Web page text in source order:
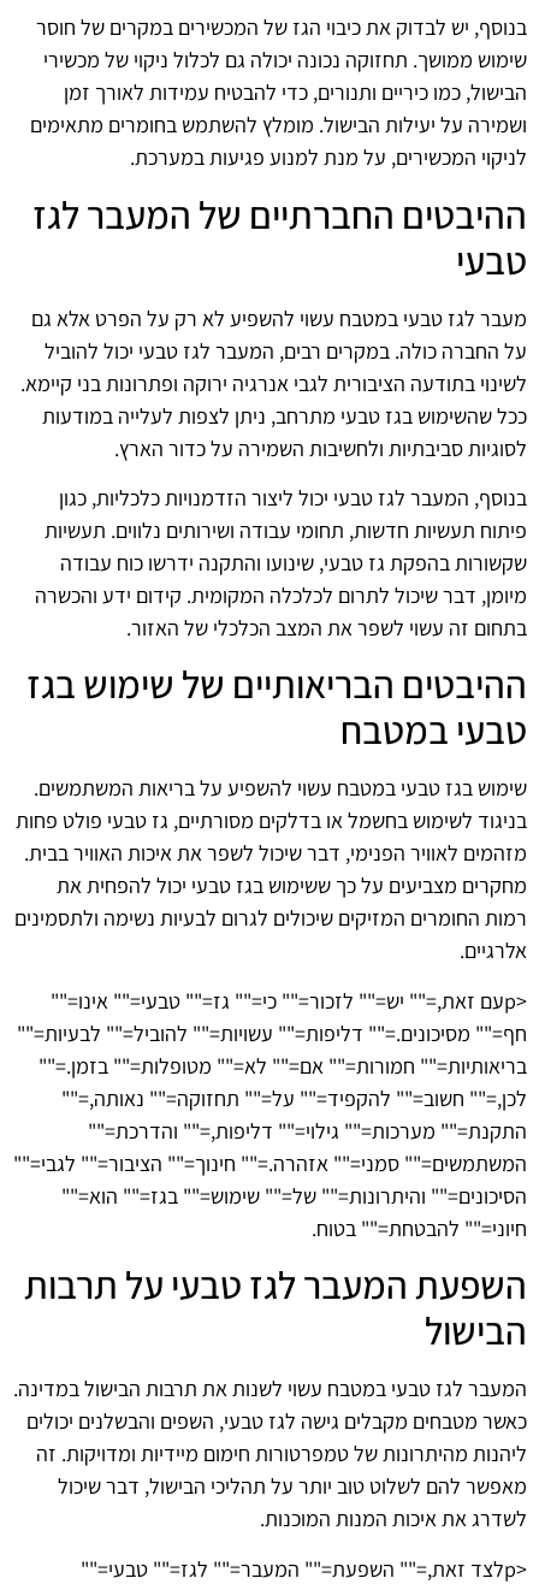
בנוסף, יש לבדוק את כיבוי הגז של המכשירים במקרים של חוסר
שימוש ממושך. תחזוקה נכונה יכולה גם לכלול ניקוי של מכשירי
הבישול, כמו כיריים ותנורים, כדי להבטיח עמידות לאורך זמן
ושמירה על יעילות הבישול. מומלץ להשתמש בחומרים מתאימים
לניקוי המכשירים, על מנת למנוע פגיעות במערכת.
ההיבטים החברתיים של המעבר לגז
טבעי
מעבר לגז טבעי במטבח עשוי להשפיע לא רק על הפרט אלא גם
על החברה כולה. במקרים רבים, המעבר לגז טבעי יכול להוביל
לשינוי בתודעה הציבורית לגבי אנרגיה ירוקה ופתרונות בני קיימא.
ככל שהשימוש בגז טבעי מתרחב, ניתן לצפות לעלייה במודעות
לסוגיות סביבתיות ולחשיבות השמירה על כדור הארץ.
בנוסף, המעבר לגז טבעי יכול ליצור הזדמנויות כלכליות, כגון
פיתוח תעשיות חדשות, תחומי עבודה ושירותים נלווים. תעשיות
שקשורות בהפקת גז טבעי, שינועו והתקנה ידרשו כוח עבודה
מיומן, דבר שיכול לתרום לכלכלה המקומית. קידום ידע והכשרה
בתחום זה עשוי לשפר את המצב הכלכלי של האזור.
ההיבטים הבריאותיים של שימוש בגז
טבעי במטבח
שימוש בגז טבעי במטבח עשוי להשפיע על בריאות המשתמשים.
בניגוד לשימוש בחשמל או בדלקים מסורתיים, גז טבעי פולט פחות
מזהמים לאוויר הפנימי, דבר שיכול לשפר את איכות האוויר בבית.
מחקרים מצביעים על כך ששימוש בגז טבעי יכול להפחית את
רמות החומרים המזיקים שיכולים לגרום לבעיות נשימה ולתסמינים
אלרגיים.
<pעם זאת,="" יש="" לזכור="" כי="" גז="" טבעי="" אינו=""
חף="" מסיכונים.="" דליפות="" עשויות="" להוביל="" לבעיות=""
בריאותיות="" חמורות="" אם="" לא="" מטופלות="" בזמן.=""
לכן,="" חשוב="" להקפיד="" על="" תחזוקה="" נאותה,=""
התקנת="" מערכות="" גילוי="" דליפות,="" והדרכת=""
המשתמשים="" סמני="" אזהרה.="" חינוך="" הציבור="" לגבי=""
הסיכונים="" והיתרונות="" של="" שימוש="" בגז="" הוא=""
חיוני="" להבטחת="" בטוח.
השפעת המעבר לגז טבעי על תרבות
הבישול
המעבר לגז טבעי במטבח עשוי לשנות את תרבות הבישול במדינה.
כאשר מטבחים מקבלים גישה לגז טבעי, השפים והבשלנים יכולים
ליהנות מהיתרונות של טמפרטורות חימום מיידיות ומדויקות. זה
מאפשר להם לשלוט טוב יותר על תהליכי הבישול, דבר שיכול
לשדרג את איכות המנות המוכנות.
<pלצד זאת,="" השפעת="" המעבר="" לגז="" טבעי=""